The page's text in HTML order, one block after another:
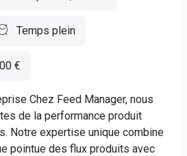
Temps plein
€
Chez Feed Manager, nous
de la performance produit
Notre expertise unique combine
pointue des flux produits avec